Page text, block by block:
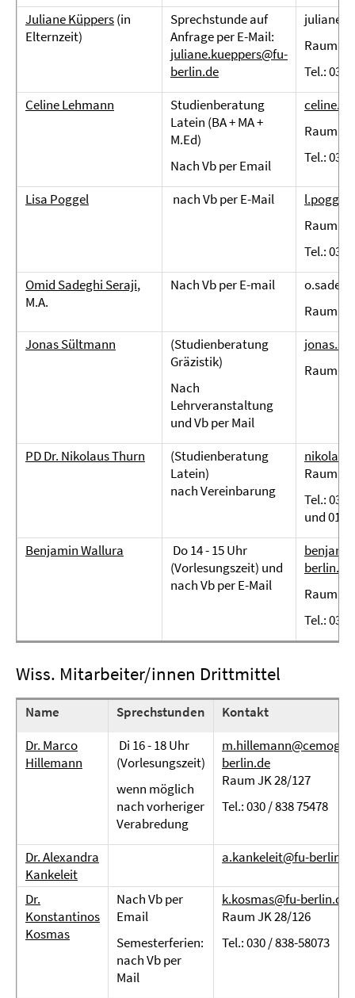
Juliane Küppers(in
Elternzeit)
Sprechstunde auf
Anfrage per E-Mail:
juliane.kueppers@fu-
berlin.de
Raum
Tel.: 030
Celine Lehmann
Studienberatung
Latein (BA + MA +
M.Ed)
Nach Vb per Email
Raum
Tel.:
Lisa Poggel nach Vb per E-Mail
Raum
Tel.: 030
Omid Sadeghi Seraji,
M.A.
Nach Vb per E-mail
Raum
Jonas Sültmann
(Studienberatung
Gräzistik)
Nach
Lehrveranstaltung
und Vb per Mail
Raum
PD Dr. Nikolaus Thurn
(Studienberatung
Latein)
nach Vereinbarung
Raum
Tel.: 030
und
Benjamin Wallura
Do 14 - 15 Uhr
(Vorlesungszeit) und
nach Vb per E-Mail
berlin.de
Raum
Tel.:
Wiss. Mitarbeiter/innen Drittmittel
Name Sprechstunden
Kontakt
Dr. Marco
Hillemann
Di 16 - 18 Uhr
(Vorlesungszeit)
wenn möglich
nach vorheriger
Verabredung
berlin.de
Raum JK 28/127
Tel.: 030 / 838 75478
Dr. Alexandra
Kankeleit
a.kankeleit@fu-
Dr.
Konstantinos
Kosmas
Nach Vb per
Email
Semesterferien:
nach Vb per
Mail
k.kosmas@fu-berlin.de
Raum JK 28/126
Tel.: 030 / 838-58073